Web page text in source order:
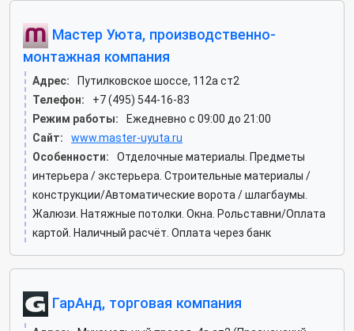
Мастер Уюта, производственно-
монтажная компания
Адрес:
Путилковское шоссе, 112а ст2
Телефон:
+7 (495) 544-16-83
Режим работы:
Ежедневно с 09:00 до 21:00
Сайт:
www.master-uyuta.ru
Особенности:
Отделочные материалы. Предметы
интерьера / экстерьера. Строительные материалы /
конструкции/Автоматические ворота / шлагбаумы.
Жалюзи. Натяжные потолки. Окна. Рольставни/Оплата
картой. Наличный расчёт. Оплата через банк
ГарАнд, торговая компания